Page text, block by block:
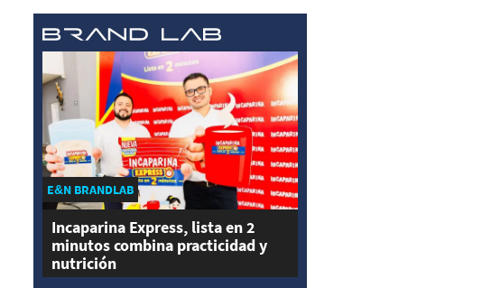
E&N BRANDLAB
Incaparina Express, lista en 2
minutos combina practicidad y
nutrición